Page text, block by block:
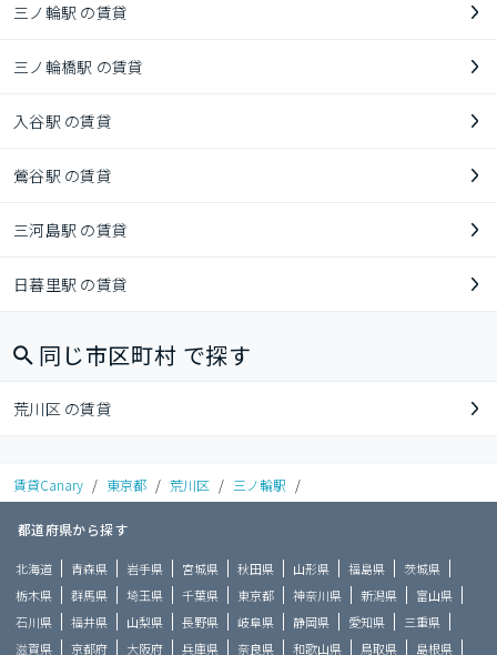
三ノ輪駅 の賃貸
三ノ輪橋駅 の賃貸
入谷駅 の賃貸
鶯谷駅 の賃貸
三河島駅 の賃貸
日暮里駅 の賃貸
同じ市区町村 で探す
荒川区 の賃貸
賃貸Canary / 東京都 / 荒川区 / 三ノ輪駅 /
都道府県から探す
北海道 青森県 岩手県 宮城県 秋田県 山形県 福島県
茨城県
栃木県
群馬県 埼玉県 千葉県 東京都 神奈川県 新潟県
富山県
石川県
福井県 山梨県 長野県 岐阜県 静岡県 愛知県
三重県
滋賀県
京都府 大阪府 兵庫県 奈良県 和歌山県 鳥取県 島根県